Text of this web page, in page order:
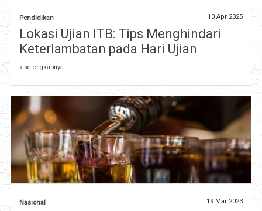
Pendidikan 10 Apr 2025
Lokasi Ujian ITB: Tips Menghindari
Keterlambatan pada Hari Ujian
» selengkapnya
Nasional 19 Mar 2023